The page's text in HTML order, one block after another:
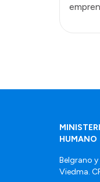
HUMANO
Belgrano y
Viedma.